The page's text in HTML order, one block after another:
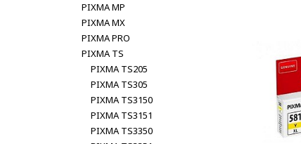
PIXMA MP
PIXMA MX
PIXMA PRO
PIXMA TS
PIXMA TS205
PIXMA TS305
PIXMA TS3150
PIXMA TS3151
PIXMA TS3350